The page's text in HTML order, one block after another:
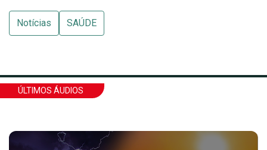
Notícias SAÚDE
ÚLTIMOS ÁUDIOS